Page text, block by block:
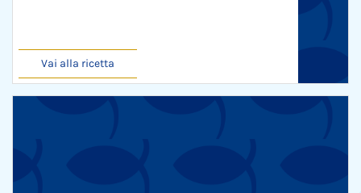
Vai alla ricetta